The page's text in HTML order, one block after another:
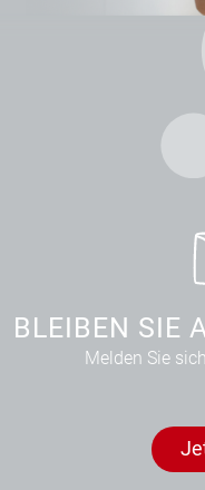
BLEIBEN SIE
Melden Sie